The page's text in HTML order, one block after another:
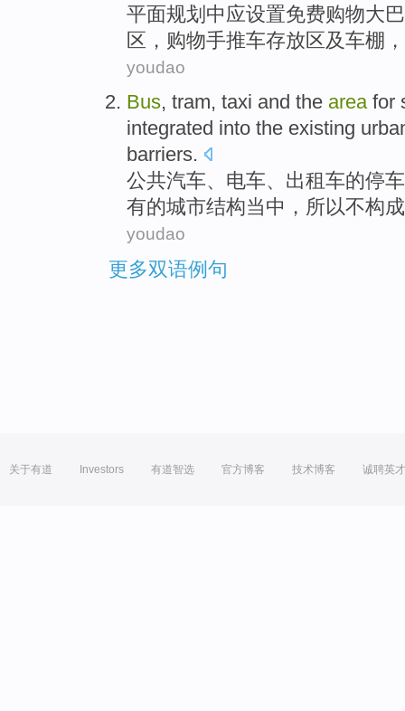
平面规划中应设置免费购物大巴
区 ，购物手推车存放区及车棚 ，
youdao
Bus, tram, taxi and the areafor
integrated into the existing
barriers.
公共汽车、 电车、 出租车的停车
有的城市结构当中，所以不构成
youdao
更多双语例句
关于有道 Investors 有道智选 官方博客 技术博客 诚聘英才